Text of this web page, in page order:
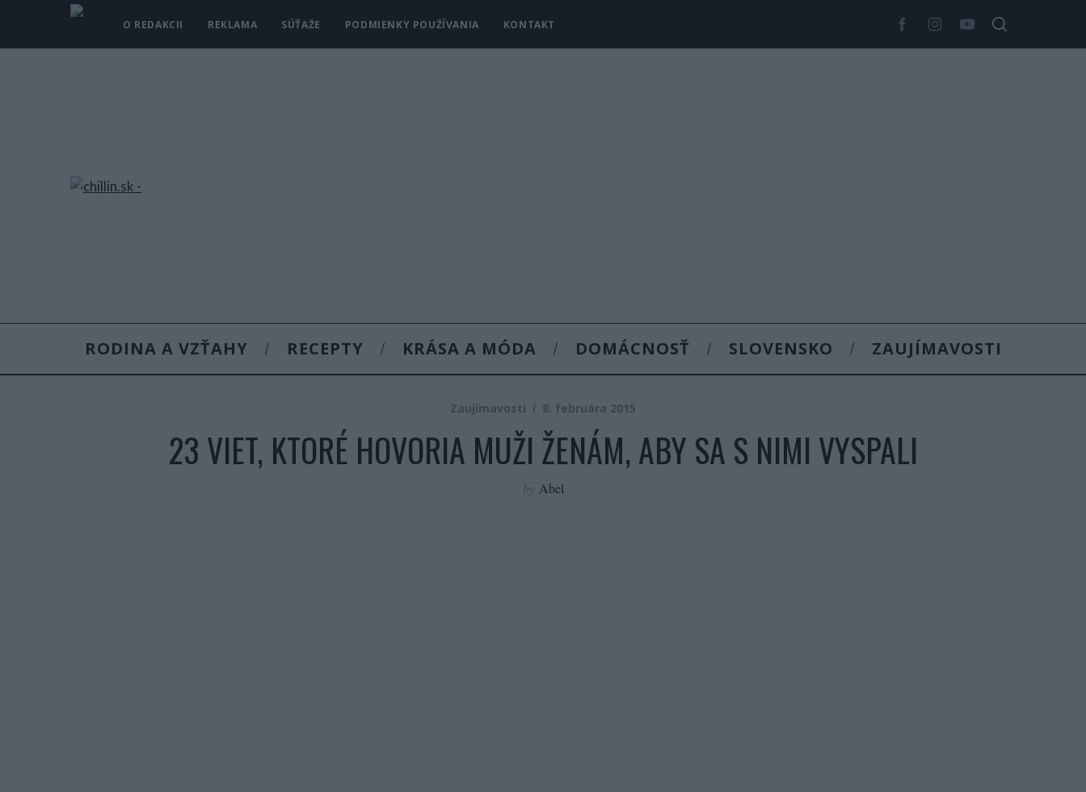
O REDAKCII REKLAMA SÚŤAŽE PODMIENKY POUŽÍVANIA KONTAKT
RODINA A VZŤAHY RECEPTY KRÁSA A MÓDA DOMÁCNOSŤ SLOVENSKO ZAUJÍMAVOSTI
Zaujímavosti 8. februára 2015
23 VIET, KTORÉ HOVORIA MUŽI ŽENÁM, ABY SA S NIMI VYSPALI
by Abel